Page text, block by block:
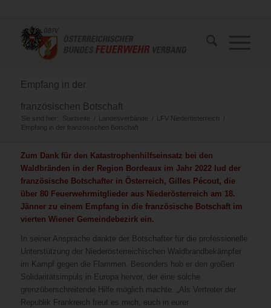
Empfang in der
französischen Botschaft
Sie sind hier: Startseite / Landesverbände / LFV Niederösterreich
/
Empfang in der französischen Botschaft
Zum Dank für den Katastrophenhilfseinsatz bei den
Waldbränden in der Region Bordeaux im Jahr 2022 lud der
französische Botschafter in Österreich, Gilles Pécout, die
über 80 Feuerwehrmitglieder aus Niederösterreich am 18.
Jänner zu einem Empfang in die französische Botschaft im
vierten Wiener Gemeindebezirk ein.
In seiner Ansprache dankte der Botschafter für die professionelle
Unterstützung der Niederösterreichischen Waldbrandbekämpfer
im Kampf gegen die Flammen. Besonders hob er den großen
Solidaritätsimpuls in Europa hervor, der eine solche
grenzüberschreitende Hilfe möglich machte. „Als Vertreter der
Republik Frankreich freut es mich, euch in eurer